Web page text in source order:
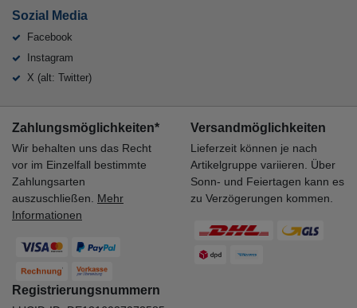
Sozial Media
Facebook
Instagram
X (alt: Twitter)
Zahlungsmöglichkeiten*
Wir behalten uns das Recht
vor im Einzelfall bestimmte
Zahlungsarten
auszuschließen. Mehr
Informationen
Versandmöglichkeiten
Lieferzeit können je nach
Artikelgruppe variieren. Über
Sonn- und Feiertagen kann es
zu Verzögerungen kommen.
Registrierungsnummern